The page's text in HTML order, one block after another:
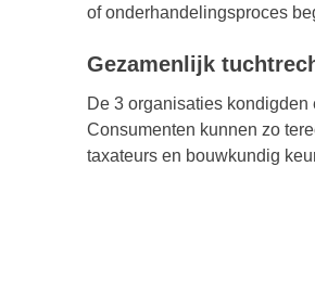
of onderhandelingsproces
Gezamenlijk
De 3 organisaties
Consumenten kunnen zo
taxateurs en bouwkundig